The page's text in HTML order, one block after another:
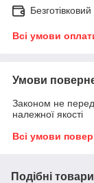
Всі умови
Умови
Законом не
належної якості
Всі умови
Подібні